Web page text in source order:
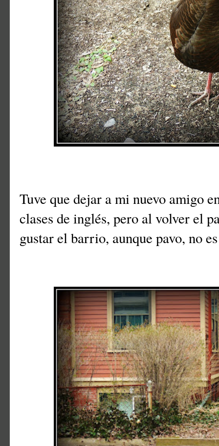
Tuve que dejar a mi nuevo amigo
clases de inglés, pero al volver el
gustar el barrio, aunque pavo, no